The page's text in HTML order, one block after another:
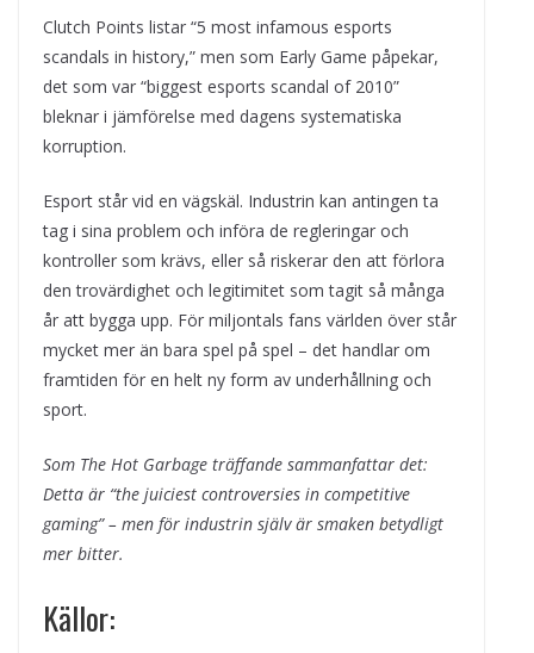
Clutch Points listar “5 most infamous esports
scandals in history,” men som Early Game påpekar,
det som var “biggest esports scandal of 2010”
bleknar i jämförelse med dagens systematiska
korruption.
Esport står vid en vägskäl. Industrin kan antingen ta
tag i sina problem och införa de regleringar och
kontroller som krävs, eller så riskerar den att förlora
den trovärdighet och legitimitet som tagit så många
år att bygga upp. För miljontals fans världen över står
mycket mer än bara spel på spel – det handlar om
framtiden för en helt ny form av underhållning och
sport.
Som The Hot Garbage träffande sammanfattar det:
Detta är “the juiciest controversies in competitive
gaming” – men för industrin själv är smaken betydligt
mer bitter.
Källor: